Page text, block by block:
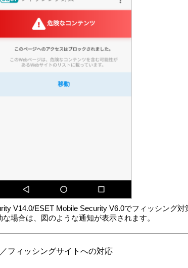
V14.0/ESET Mobile Security V6.0でフィッシング対
な場合は、図のような通知が表示されます。
フィッシングサイトへの対応